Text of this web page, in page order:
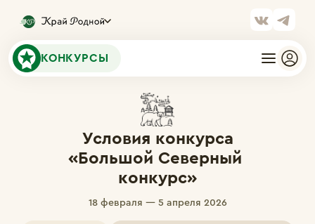
КОНКУРСЫ
Условия конкурса
«Большой Северный
конкурс»
18 февраля — 5 апреля 2026